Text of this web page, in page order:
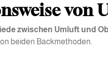
von
zwischen Umluft und
beiden Backmethoden.